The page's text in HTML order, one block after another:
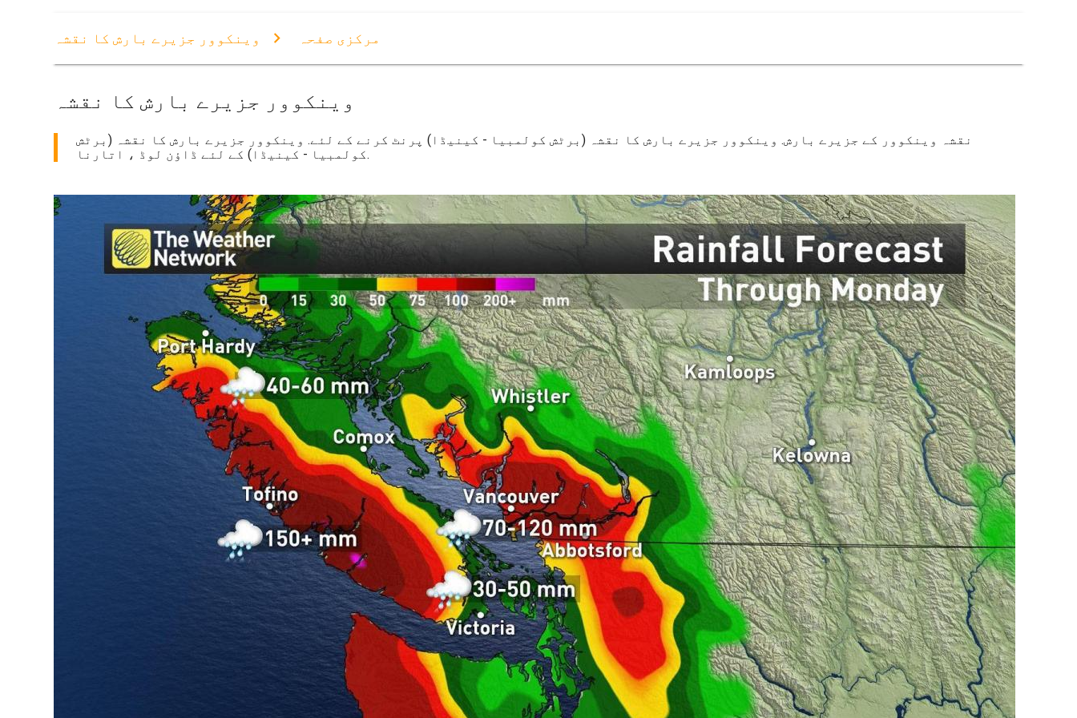
مرکزی صفحہ وینکوور جزیرے بارش کا نقشہ
وینکوور جزیرے بارش کا نقشہ
نقشہ وینکوور کے جزیرے بارش. وینکوور جزیرے بارش کا نقشہ (برٹش کولمبیا - کینیڈا) پرنٹ کرنے کے لئے. وینکوور جزیرے بارش کا نقشہ (برٹش
کولمبیا - کینیڈا) کے لئے ڈاؤن لوڈ ، اتارنا.